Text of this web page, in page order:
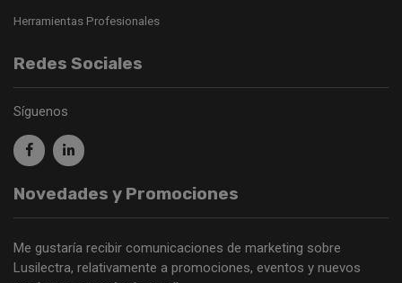
Herramientas Profesionales
Redes Sociales
Síguenos
Novedades y Promociones
Me gustaría recibir comunicaciones de marketing sobre
Lusilectra, relativamente a promociones, eventos y nuevos